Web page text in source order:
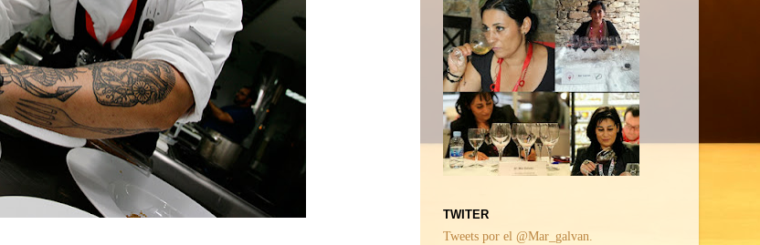
TWITER
Tweets por el @Mar_galvan.